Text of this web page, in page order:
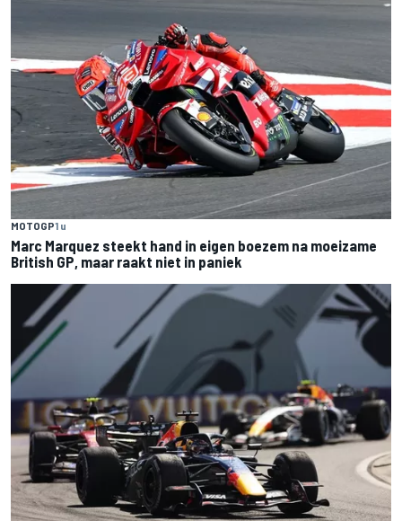
MOTOGP1 u
Marc Marquez steekt hand in eigen boezem na moeizame
British GP, maar raakt niet in paniek